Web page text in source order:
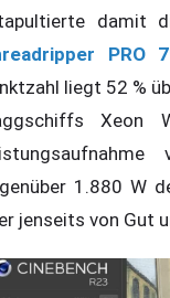
damit
PRO
liegt 52 %
Xeon
1.880 W
jenseits von Gut